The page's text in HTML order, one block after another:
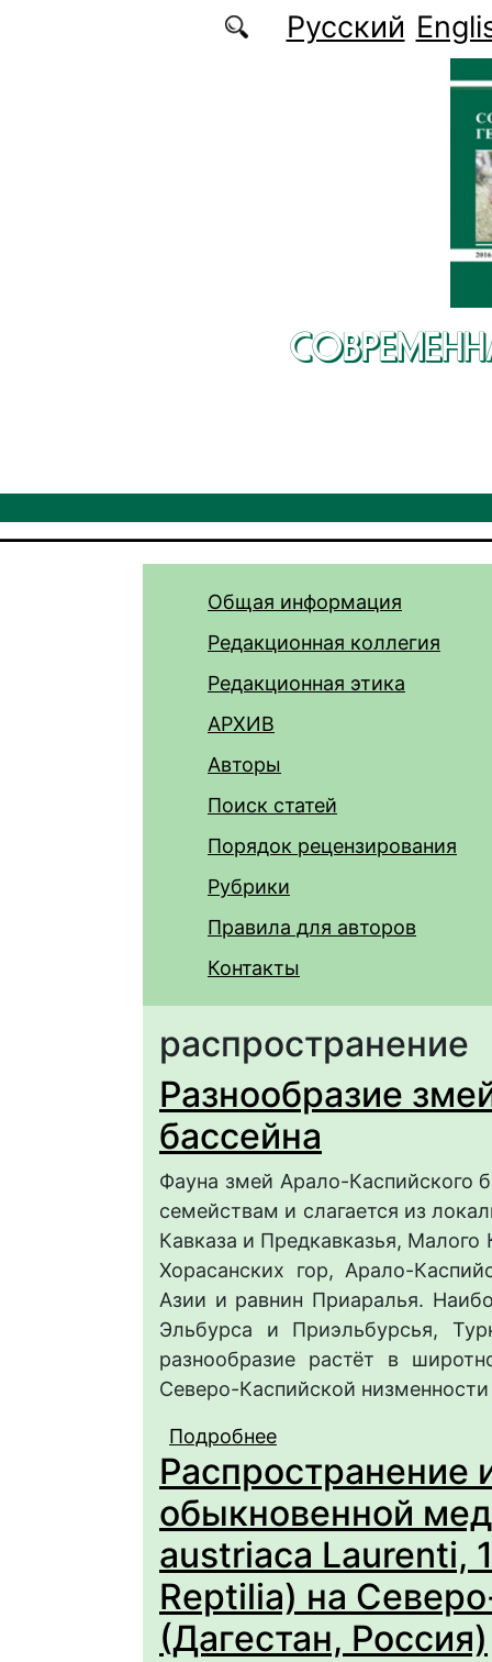
Перейти к основному содержаниюРусский
Общая информация
Редакционная коллегия
Редакционная этика
АРХИВ
Авторы
Поиск статей
Порядок рецензирования
Рубрики
Правила для авторов
Контакты
распространение
Разнообразие
бассейна
Фауна змей Арало-Каспийского
семействам и слагается из
Кавказа и Предкавказья,
Хорасанских гор, Арало-
Азии и равнин Приаралья.
Эльбурса и Приэльбурсья,
разнообразие растёт в
Северо-Каспийской
Подробнее
Распространение
обыкновенной
austriaca Laurenti,
Reptilia) на
(Дагестан, Россия)